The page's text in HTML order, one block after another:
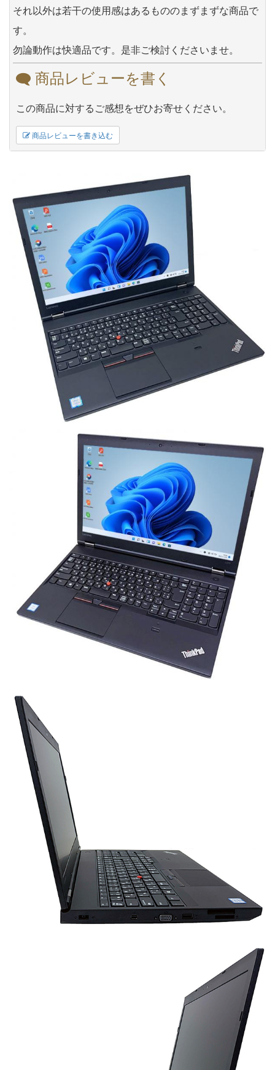
それ以外は若干の使用感はあるもののまずまずな商品で
す。
勿論動作は快適品です。是非ご検討くださいませ。
商品レビューを書く
この商品に対するご感想をぜひお寄せください。
商品レビューを書き込む